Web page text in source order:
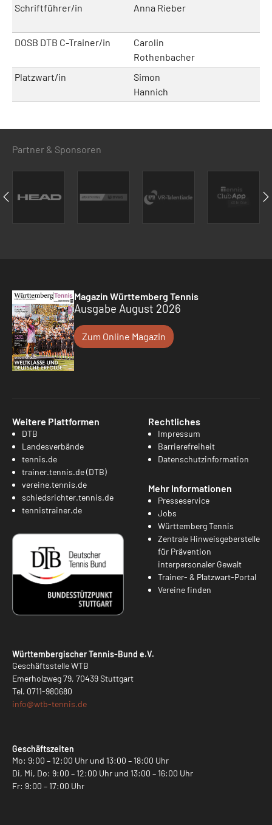
Schriftführer/in Anna Rieber
DOSB DTB C-Trainer/in
Carolin
Rothenbacher
Platzwart/in
Simon
Hannich
Partner & Sponsoren
Magazin Württemberg Tennis
Ausgabe August 2026
Zum Online Magazin
Weitere Plattformen
DTB
Landesverbände
tennis.de
trainer.tennis.de (DTB)
vereine.tennis.de
schiedsrichter.tennis.de
tennistrainer.de
Rechtliches
Impressum
Barrierefreiheit
Datenschutzinformation
Mehr Informationen
Presseservice
Jobs
Württemberg Tennis
Zentrale Hinweisgeberstelle
für Prävention
interpersonaler Gewalt
Trainer- & Platzwart-Portal
Vereine finden
Württembergischer Tennis-Bund e.V.
Geschäftsstelle WTB
Emerholzweg 79, 70439 Stuttgart
Tel. 0711-980680
info@wtb-tennis.de
Geschäftszeiten
Mo: 9:00 – 12:00 Uhr und 13:00 – 18:00 Uhr
Di, Mi, Do: 9:00 – 12:00 Uhr und 13:00 – 16:00 Uhr
Fr: 9:00 – 17:00 Uhr